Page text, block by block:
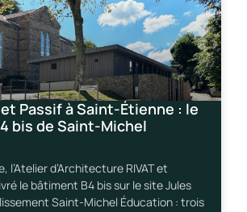
Passif à Saint-Étienne : le
bis de Saint-Michel
l’Atelier d’Architecture RIVAT et
le bâtiment B4 bis sur le site Jules
Saint-Michel Éducation : trois